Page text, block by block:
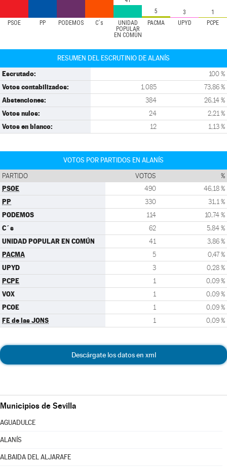
PSOE PP PODEMOS C´s
UNIDAD
POPULAR
EN COMÚN
PACMA UPYD PCPE
5
3 1
RESUMEN DEL ESCRUTINIO DE ALANÍS
Escrutado: 100 %
Votos contabilizados: 1.085 73,86 %
Abstenciones: 384 26,14 %
Votos nulos: 24 2,21 %
Votos en blanco: 12 1,13 %
VOTOS POR PARTIDOS EN ALANÍS
PARTIDO VOTOS %
PSOE 490 46,18 %
PP 330 31,1 %
PODEMOS 114 10,74 %
C´s 62 5,84 %
UNIDAD POPULAR EN COMÚN 41 3,86 %
PACMA 5 0,47 %
UPYD 3 0,28 %
PCPE 1 0,09 %
VOX 1 0,09 %
PCOE 1 0,09 %
FE de las JONS 1 0,09 %
Descárgate los datos en xml
Municipios de Sevilla
AGUADULCE
ALANÍS
ALBAIDA DEL ALJARAFE